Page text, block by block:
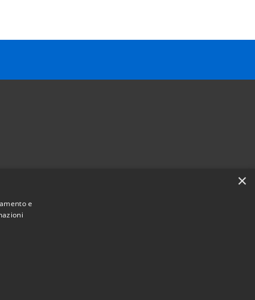
• Powered by
×
e